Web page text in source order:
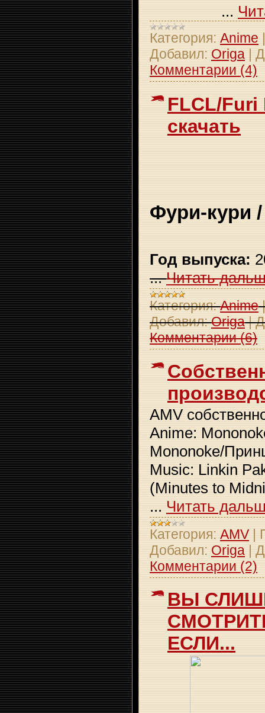
...
Категория: Anime
Добавил: Origa |
Комментарии (4)
FLCL/
скачать
Фури-кури
Год выпуска:
...Читать
Категория: Anime
Добавил: Origa |
Комментарии (6)
AMV
Anime:
Mononoke/
Music: Linkin
(Minutes to
... Читать
Категория: AMV |
Добавил: Origa |
Комментарии (2)
ВЫ
ЕСЛИ...